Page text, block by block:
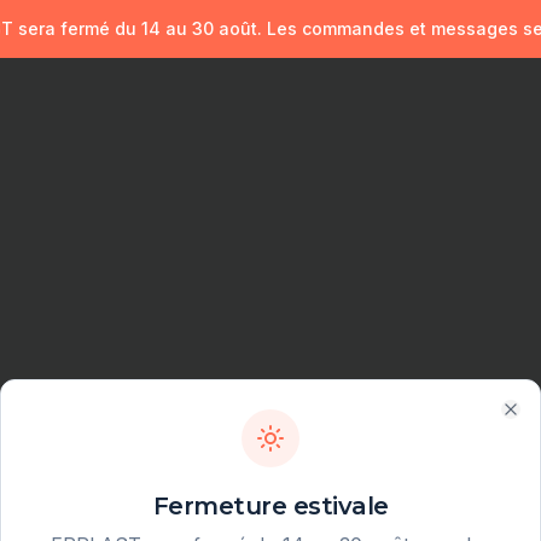
sera fermé du 14 au 30 août. Les commandes et messages
Fermeture estivale